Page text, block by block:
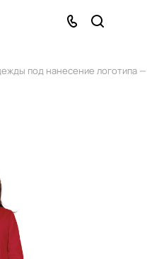
под нанесение логотипа